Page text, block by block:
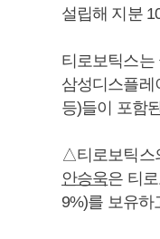
설립해 지분
티로보틱스는
삼성디스플레
등)들이 포함
△티로보틱스
안승욱은 티
9%)를 보유하